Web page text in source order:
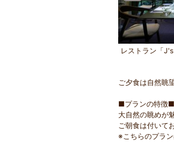
レストラン「J's
ご夕食は自然眺
■プランの特徴■
大自然の眺めが
ご朝食は付いて
※こちらのプラン